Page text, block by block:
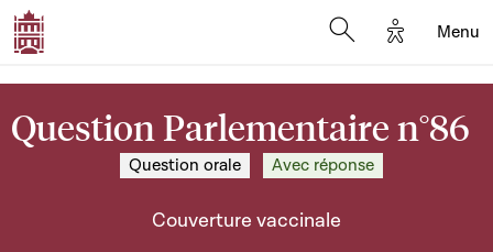
Options
Menu
Question Parlementaire n°86
Question orale Avec réponse
Couverture vaccinale